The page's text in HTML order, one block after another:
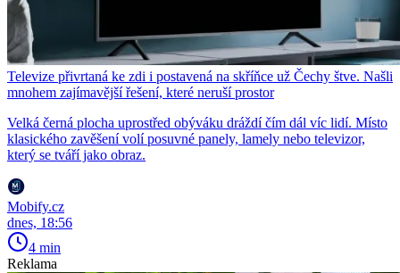
Televize přivrtaná ke zdi i postavená na skříňce už Čechy štve. Našli
mnohem zajímavější řešení, které neruší prostor
Velká černá plocha uprostřed obýváku dráždí čím dál víc lidí. Místo
klasického zavěšení volí posuvné panely, lamely nebo televizor,
který se tváří jako obraz.
Mobify.cz
dnes, 18:56
4 min
Reklama